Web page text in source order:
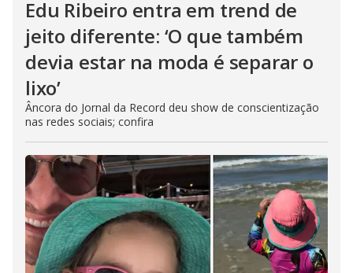
Edu Ribeiro entra em trend de
jeito diferente: ‘O que também
devia estar na moda é separar o
lixo’
Âncora do Jornal da Record deu show de conscientização
nas redes sociais; confira